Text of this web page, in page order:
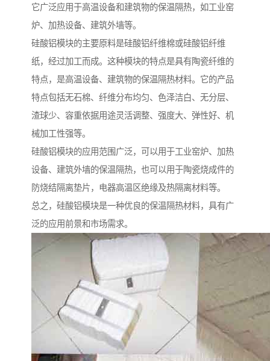
它广泛应用于高温设备和建筑物的保温隔热，如工业窑
炉、加热设备、建筑外墙等。
硅酸铝模块的主要原料是硅酸铝纤维棉或硅酸铝纤维
纸，经过加工而成。这种模块的特点是具有陶瓷纤维的
特点，是高温设备、建筑物的保温隔热材料。它的产品
特点包括无石棉、纤维分布均匀、色泽洁白、无分层、
渣球少、容重依据用途灵活调整、强度大、弹性好、机
械加工性强等。
硅酸铝模块的应用范围广泛，可以用于工业窑炉、加热
设备、建筑外墙的保温隔热，也可以用于陶瓷烧成件的
防烧结隔离垫片，电器高温区绝缘及热隔离材料等。
总之，硅酸铝模块是一种优良的保温隔热材料，具有广
泛的应用前景和市场需求。